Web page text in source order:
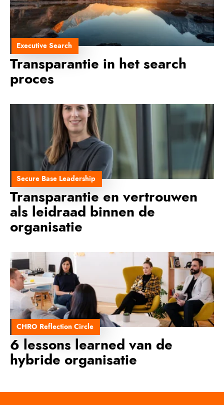
Executive Search
Transparantie in het search
proces
Secure Base Leadership
Transparantie en vertrouwen
als leidraad binnen de
organisatie
CHRO Reflection Circle
6 lessons learned van de
hybride organisatie